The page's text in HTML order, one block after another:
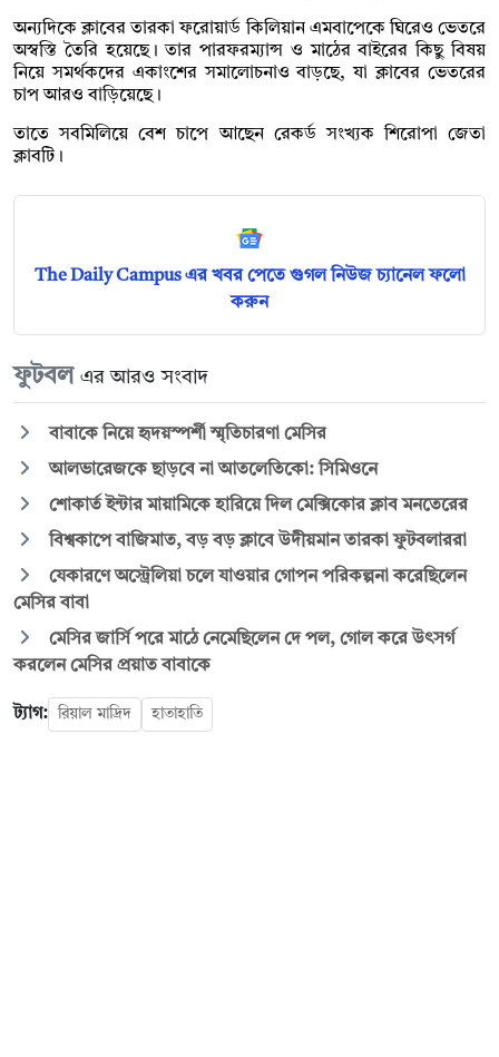
অন্যদিকে ক্লাবের তারকা ফরোয়ার্ড কিলিয়ান এমবাপেকে ঘিরেও ভেতরে
অস্বস্তি তৈরি হয়েছে। তার পারফরম্যান্স ও মাঠের বাইরের কিছু বিষয়
নিয়ে সমর্থকদের একাংশের সমালোচনাও বাড়ছে, যা ক্লাবের ভেতরের
চাপ আরও বাড়িয়েছে।
তাতে সবমিলিয়ে বেশ চাপে আছেন রেকর্ড সংখ্যক শিরোপা জেতা
ক্লাবটি।
The Daily Campus এর খবর পেতে গুগল নিউজ চ্যানেল ফলো
করুন
ফুটবল এর আরও সংবাদ
বাবাকে নিয়ে হৃদয়স্পর্শী স্মৃতিচারণা মেসির
আলভারেজকে ছাড়বে না আতলেতিকো: সিমিওনে
শোকার্ত ইন্টার মায়ামিকে হারিয়ে দিল মেক্সিকোর ক্লাব মনতেরের
বিশ্বকাপে বাজিমাত, বড় বড় ক্লাবে উদীয়মান তারকা ফুটবলাররা
যেকারণে অস্ট্রেলিয়া চলে যাওয়ার গোপন পরিকল্পনা করেছিলেন
মেসির বাবা
মেসির জার্সি পরে মাঠে নেমেছিলেন দে পল, গোল করে উৎসর্গ
করলেন মেসির প্রয়াত বাবাকে
ট্যাগ: রিয়াল মাদ্রিদ হাতাহাতি